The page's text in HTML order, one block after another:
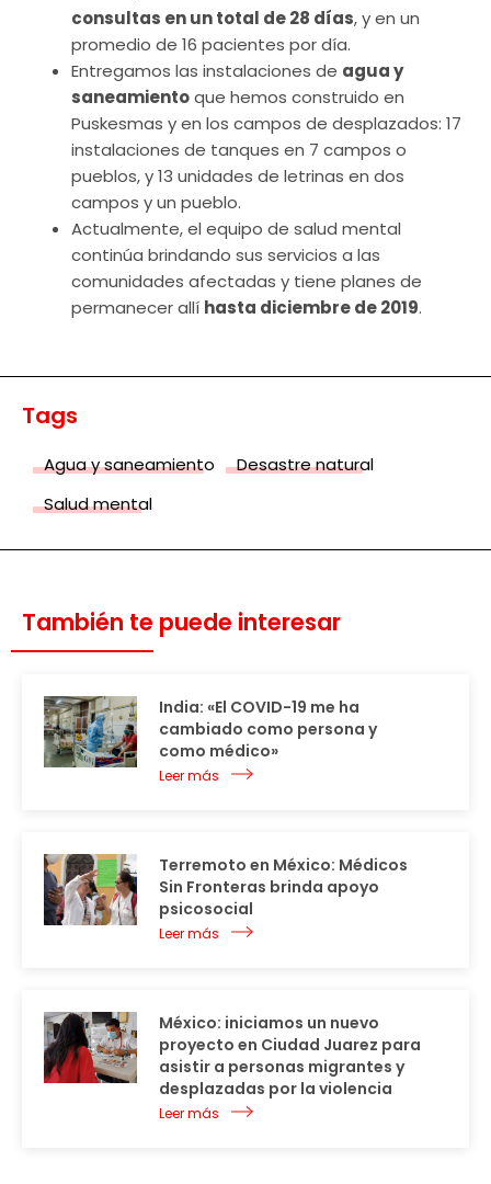
consultas en un total de 28 días, y en un
promedio de 16 pacientes por día.
Entregamos las instalaciones de agua y
saneamientoque hemos construido en
Puskesmas y en los campos de desplazados: 17
instalaciones de tanques en 7 campos o
pueblos, y 13 unidades de letrinas en dos
campos y un pueblo.
Actualmente, el equipo de salud mental
continúa brindando sus servicios a las
comunidades afectadas y tiene planes de
permanecer allí hasta diciembre de 2019.
Tags
Agua y saneamiento
Desastre natural
Salud mental
También te puede interesar
India: «El COVID-19 me ha
cambiado como persona y
como médico»
Leer más
Terremoto en México: Médicos
Sin Fronteras brinda apoyo
psicosocial
Leer más
México: iniciamos un nuevo
proyecto en Ciudad Juarez para
asistir a personas migrantes y
desplazadas por la violencia
Leer más